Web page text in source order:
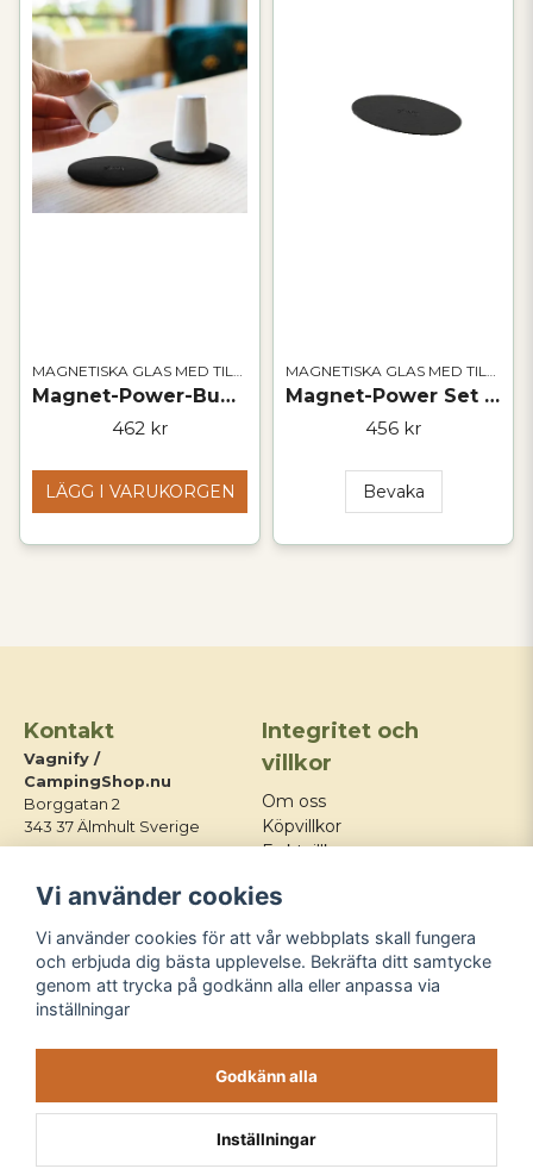
Magnet-Power-Bundle
462 kr
LÄGG I VARUKORGEN
Magnet-Power Set XXL
456 kr
Bevaka
Kontakt
Vagnify /
CampingShop.nu
Borggatan 2
343 37 Älmhult Sverige
info@campingshop.nu
Integritet och
villkor
Om oss
Köpvillkor
Fraktvillkor
Mitt konto
Kontakt
Blogg
Följ oss
Vi använder cookies
Vi använder cookies för att vår webbplats skall fungera
och erbjuda dig bästa upplevelse. Bekräfta ditt samtycke
genom att trycka på godkänn alla eller anpassa via
inställningar
Godkänn alla
Inställningar